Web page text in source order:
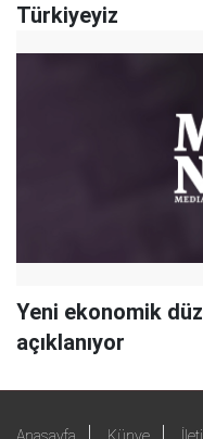
Türkiyeyiz
Yeni ekonomik
açıklanıyor